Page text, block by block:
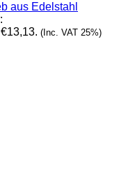
aus Edelstahl
(Inc. VAT 25%)